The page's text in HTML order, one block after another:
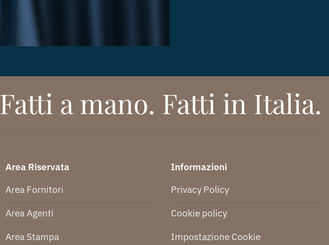
Fatti a mano. Fatti in Italia.
Area Riservata
Area Fornitori
Area Agenti
Area Stampa
Informazioni
Privacy Policy
Cookie policy
Impostazione Cookie